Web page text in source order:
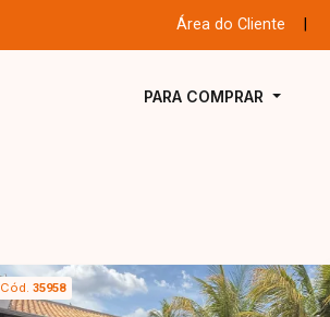
Área do Cliente
PARA COMPRAR
Cód. 35958